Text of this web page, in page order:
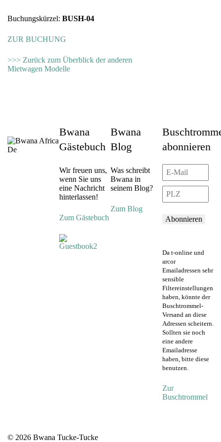
Buchungskürzel: BUSH-04
ZUR BUCHUNG
>>> Zurück zum Überblick der anderen
Mietwagen Modelle
Bwana
Gästebuch
Wir freuen uns,
wenn Sie uns
eine Nachricht
hinterlassen!
Zum Gästebuch
Bwana
Blog
Was schreibt
Bwana in
seinem Blog?
Zum Blog
abonnieren
Abonnieren
Da t-online und
arcor
Emailadressen sehr
sensible
Filtereinstellungen
haben, könnte der
Buschtrommel-
Versand an diese
Adressen scheitern.
Sollten sie noch
eine andere
Emailadresse
haben, bitte diese
benutzen.
Zur
Buschtrommel
© 2026 Bwana Tucke-Tucke